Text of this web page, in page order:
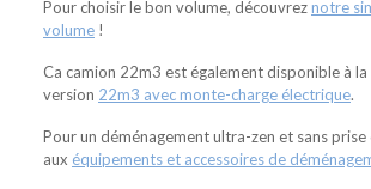
Pour choisir le bon volume, découvreznotre
volume !
Ca camion 22m3 est également disponible à
version 22m3 avec monte-charge électrique.
Pour un déménagement ultra-zen et sans
aux équipements et accessoires de